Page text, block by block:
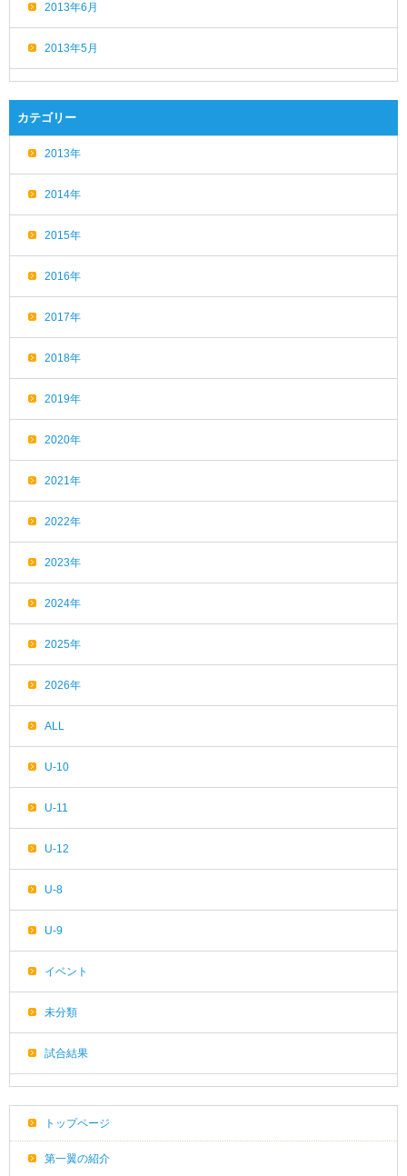
2013年6月
2013年5月
カテゴリー
2013年
2014年
2015年
2016年
2017年
2018年
2019年
2020年
2021年
2022年
2023年
2024年
2025年
2026年
ALL
U-10
U-11
U-12
U-8
U-9
イベント
未分類
試合結果
トップページ
第一翼の紹介